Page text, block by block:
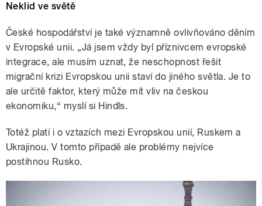
Neklid ve světě
České hospodářství je také významně ovlivňováno děním
v Evropské unii. „Já jsem vždy byl příznivcem evropské
integrace, ale musím uznat, že neschopnost řešit
migrační krizi Evropskou unii staví do jiného světla. Je to
ale určitě faktor, který může mít vliv na českou
ekonomiku,“ myslí si Hindls.
Totéž platí i o vztazích mezi Evropskou unií, Ruskem a
Ukrajinou. V tomto případě ale problémy nejvíce
postihnou Rusko.